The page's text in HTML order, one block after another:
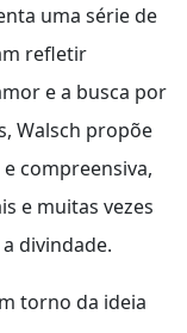
uma série de
refletir
e a busca por
Walsch propõe
compreensiva,
e muitas vezes
divindade.
torno da ideia